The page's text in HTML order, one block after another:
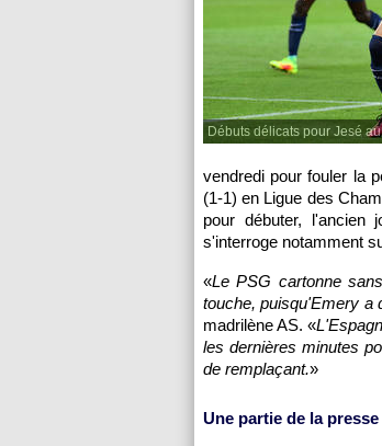
Débuts délicats pour Jesé
vendredi pour fouler la
(1-1) en Ligue des
pour débuter, l'ancien
s'interroge notamment
«Le PSG cartonne
touche, puisqu'Emery a
madrilène AS. «
les dernières minutes
de remplaçant.»
Une partie de la